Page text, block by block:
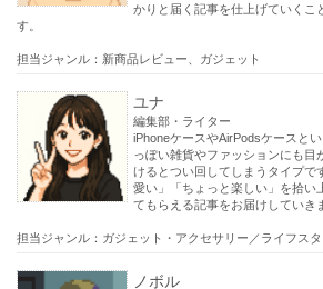
かりと届く記事を仕上げていくこ
す。
担当ジャンル：新商品レビュー、ガジェット
ユナ
編集部・ライター
iPhoneケースやAirPodsケースと
っぽい雑貨やファッションにも目
けるとつい回してしまうタイプで
愛い」「ちょっと楽しい」を拾い
てもらえる記事をお届けしていき
担当ジャンル：ガジェット・アクセサリー／ライフス
ノボル